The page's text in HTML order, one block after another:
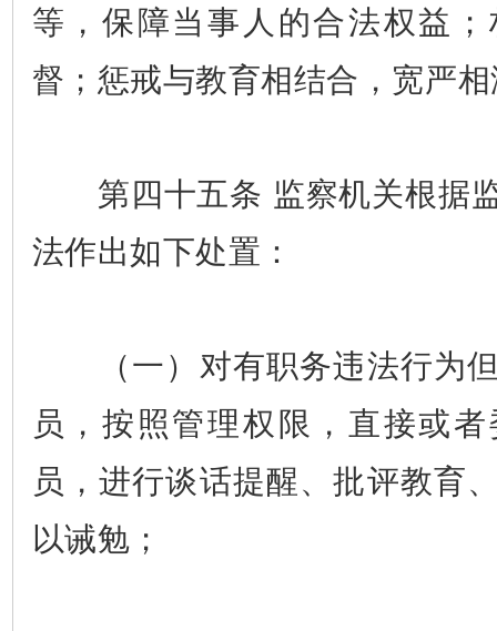
等，保障当事人的合法权益
督；惩戒与教育相结合，宽严
第四十五条 监察机关根据
法作出如下处置：
（一）对有职务违法行为但
员，按照管理权限，直接或
员，进行谈话提醒、批评教育
以诫勉；